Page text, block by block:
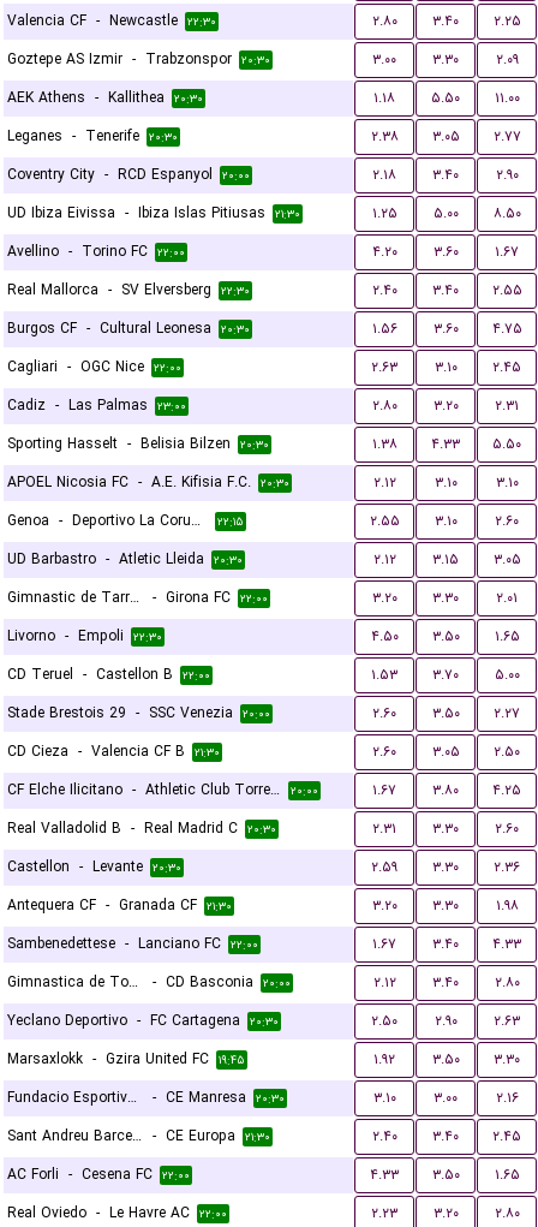
Valencia CF - Newcastle ۲۲:۳۰ ۲.۸۰ ۳.۴۰
۲.۲۵
Goztepe AS Izmir - Trabzonspor ۲۰:۳۰ ۳.۰۰ ۳.۳۰
۲.۰۹
AEK Athens - Kallithea ۲۰:۳۰ ۱.۱۸ ۵.۵۰
۱۱.۰۰
Leganes - Tenerife ۲۰:۳۰ ۲.۳۸ ۳.۰۵
۲.۷۷
Coventry City - RCD Espanyol ۲۰:۰۰ ۲.۱۸ ۳.۴۰
۲.۹۰
UD Ibiza Eivissa - Ibiza Islas Pitiusas ۲۱:۳۰ ۱.۲۵ ۵.۰۰
۸.۵۰
Avellino - Torino FC ۲۲:۰۰ ۴.۲۰ ۳.۶۰
۱.۶۷
Real Mallorca - SV Elversberg ۲۲:۳۰ ۲.۴۰ ۳.۴۰
۲.۵۵
Burgos CF - Cultural Leonesa ۲۰:۳۰ ۱.۵۶ ۳.۶۰
۴.۷۵
Cagliari - OGC Nice ۲۲:۰۰ ۲.۶۳ ۳.۱۰
۲.۴۵
Cadiz - Las Palmas ۲۳:۰۰ ۲.۸۰ ۳.۲۰
۲.۳۱
Sporting Hasselt - Belisia Bilzen ۲۰:۳۰ ۱.۳۸ ۴.۳۳
۵.۵۰
APOEL Nicosia FC - A.E. Kifisia F.C. ۲۰:۳۰ ۲.۱۲ ۳.۱۰
۳.۱۰
Genoa - Deportivo La Coruna ۲۲:۱۵ ۲.۵۵ ۳.۱۰
۲.۶۰
UD Barbastro - Atletic Lleida ۲۰:۳۰ ۲.۱۲ ۳.۱۵
۳.۰۵
Gimnastic de Tarragona
- Girona FC ۲۲:۰۰ ۳.۲۰ ۳.۳۰
۲.۰۱
Livorno - Empoli ۲۲:۳۰ ۴.۵۰ ۳.۵۰
۱.۶۵
CD Teruel - Castellon B ۲۲:۰۰ ۱.۵۳ ۳.۷۰
۵.۰۰
Stade Brestois 29 - SSC Venezia ۲۰:۰۰ ۲.۶۰ ۳.۵۰
۲.۲۷
CD Cieza - Valencia CF B ۲۱:۳۰ ۲.۶۰ ۳.۰۵
۲.۵۰
CF Elche Ilicitano - Athletic Club Torrellano ۲۰:۰۰ ۱.۶۷ ۳.۸۰
۴.۲۵
Real Valladolid B - Real Madrid C ۲۰:۳۰ ۲.۳۱ ۳.۳۰
۲.۶۰
Castellon - Levante ۲۰:۳۰ ۲.۵۹ ۳.۳۰
۲.۳۶
Antequera CF - Granada CF ۲۱:۳۰ ۳.۲۰ ۳.۳۰
۱.۹۸
Sambenedettese - Lanciano FC ۲۲:۰۰ ۱.۶۷ ۳.۴۰
۴.۳۳
Gimnastica de Torrelavega
- CD Basconia ۲۰:۰۰ ۲.۱۲ ۳.۴۰
۲.۸۰
Yeclano Deportivo - FC Cartagena ۲۰:۳۰ ۲.۵۰ ۲.۹۰
۲.۶۳
Marsaxlokk - Gzira United FC ۱۹:۴۵ ۱.۹۲ ۳.۵۰
۳.۳۰
Fundacio Esportiva Grama
- CE Manresa ۲۰:۳۰ ۳.۱۰ ۳.۰۰
۲.۱۶
Sant Andreu Barcelona - CE Europa ۲۱:۳۰ ۲.۴۰ ۳.۴۰
۲.۴۵
AC Forli - Cesena FC ۲۲:۰۰ ۴.۳۳ ۳.۵۰
۱.۶۵
Real Oviedo - Le Havre AC ۲۲:۰۰ ۲.۲۳ ۳.۲۰
۲.۸۰